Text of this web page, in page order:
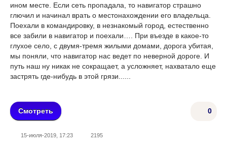
ином месте. Если сеть пропадала, то навигатор страшно
глючил и начинал врать о местонахождении его владельца.
Поехали в командировку, в незнакомый город, естественно
все забили в навигатор и поехали…. При въезде в какое-то
глухое село, с двумя-тремя жилыми домами, дорога убитая,
мы поняли, что навигатор нас ведет по неверной дороге. И
путь наш ну никак не сокращает, а усложняет, нахватало еще
застрять где-нибудь в этой грязи......
0
Смотреть
15-июля-2019, 17:23 2195